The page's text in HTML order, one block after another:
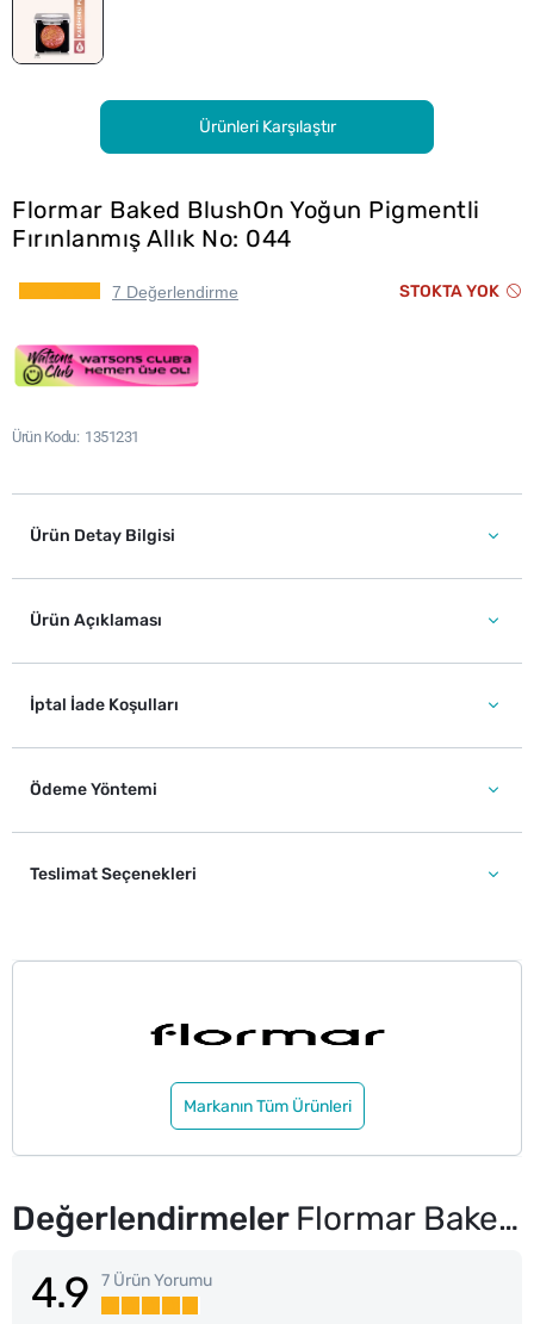
Ürünleri Karşılaştır
Flormar Baked BlushOn Yoğun Pigmentli
Fırınlanmış Allık No: 044
7 Değerlendirme STOKTA YOK
Ürün Kodu 1351231
Ürün Detay Bilgisi
Ürün Açıklaması
İptal İade Koşulları
Ödeme Yöntemi
Teslimat Seçenekleri
Markanın Tüm Ürünleri
Değerlendirmeler Flormar Baked BlushOn Yoğun Pigmentli Fırınlanmış Allık No: 044
4.9 7 Ürün Yorumu